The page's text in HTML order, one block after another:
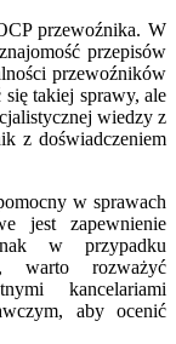
przewoźnika. W
przepisów
przewoźników
takiej sprawy, ale
wiedzy z
z doświadczeniem
w sprawach
jest zapewnienie
w przypadku
warto rozważyć
kancelariami
aby ocenić